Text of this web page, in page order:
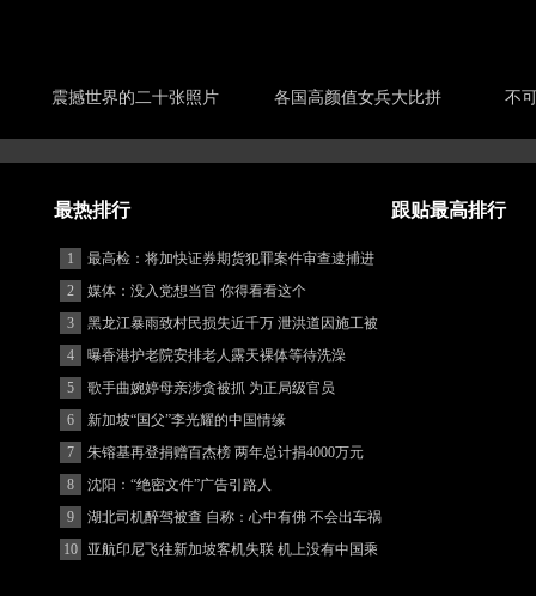
震撼世界的二十张照片 各国高颜值女兵大比拼 不
最热排行 跟贴最高排行
1
最高检：将加快证券期货犯罪案件审查逮捕进
度
2
媒体：没入党想当官 你得看看这个
3
黑龙江暴雨致村民损失近千万 泄洪道因施工被
堵
4
曝香港护老院安排老人露天裸体等待洗澡
5
歌手曲婉婷母亲涉贪被抓 为正局级官员
6
新加坡“国父”李光耀的中国情缘
7
朱镕基再登捐赠百杰榜 两年总计捐4000万元
8
沈阳：“绝密文件”广告引路人
9
湖北司机醉驾被查 自称：心中有佛 不会出车祸
(图)
10
亚航印尼飞往新加坡客机失联 机上没有中国乘